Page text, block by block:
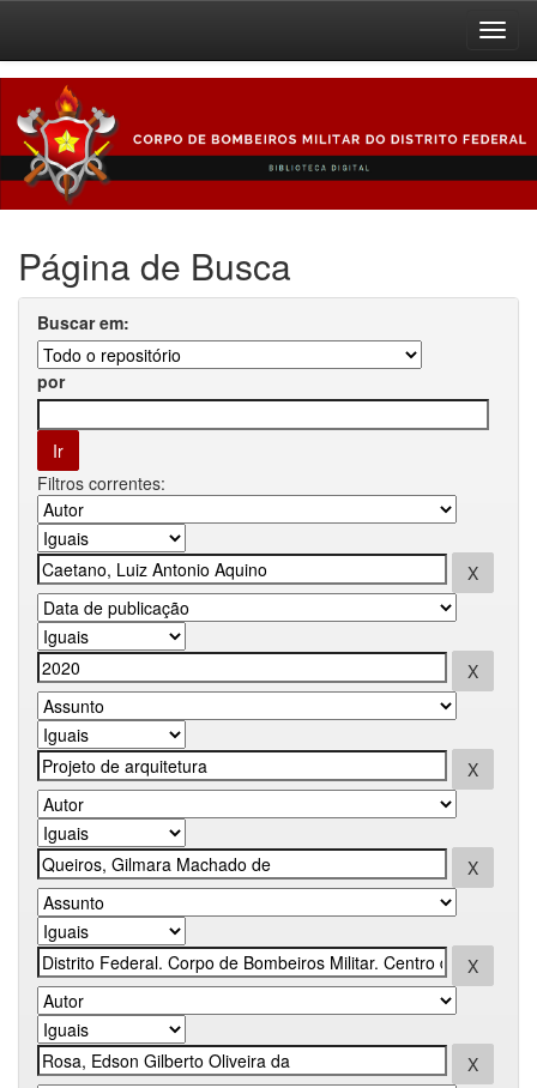
navigation
Página de Busca
Buscar em:
por
Filtros correntes: